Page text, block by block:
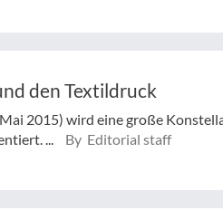
den Textildruck
Mai 2015) wird eine große
...
By Editorial staff